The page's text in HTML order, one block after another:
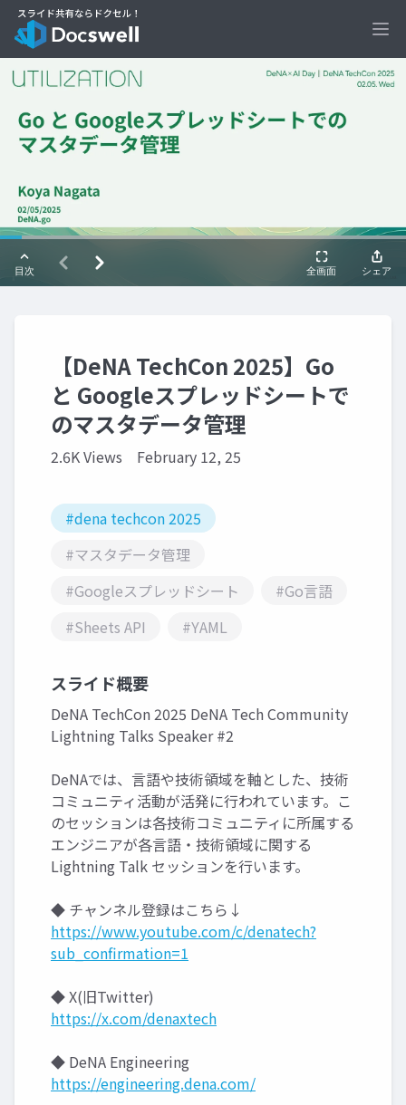
【DeNA TechCon 2025】Go
と Googleスプレッドシートで
のマスタデータ管理
2.6K Views February 12, 25
#dena techcon 2025
#マスタデータ管理
#Googleスプレッドシート
#Go言語
#Sheets API
#YAML
スライド概要
DeNA TechCon 2025 DeNA Tech Community
Lightning Talks Speaker #2
DeNAでは、言語や技術領域を軸とした、技術
コミュニティ活動が活発に行われています。こ
のセッションは各技術コミュニティに所属する
エンジニアが各言語・技術領域に関する
Lightning Talk セッションを行います。
◆ チャンネル登録はこちら↓
https://www.youtube.com/c/denatech?
sub_confirmation=1
◆ X(旧Twitter)
https://x.com/denaxtech
◆ DeNA Engineering
https://engineering.dena.com/